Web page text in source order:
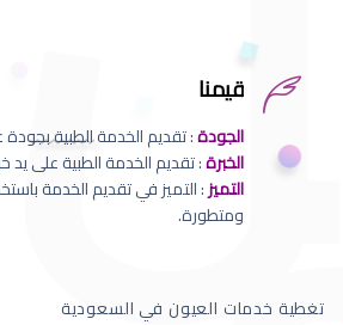
قيمنا
الجودة: تقديم الخدمة الطبية بجودة
الخبرة: تقديم الخدمة الطبية على
التميز: التميز في تقديم الخدمة
ومتطورة.
تغطية خدمات العيون في السعودية